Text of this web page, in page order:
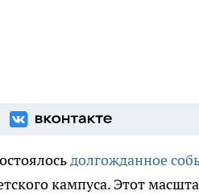
долгожданное
кампуса. Этот